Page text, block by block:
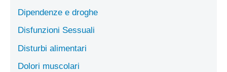
Dipendenze e droghe
Disfunzioni Sessuali
Disturbi alimentari
Dolori muscolari